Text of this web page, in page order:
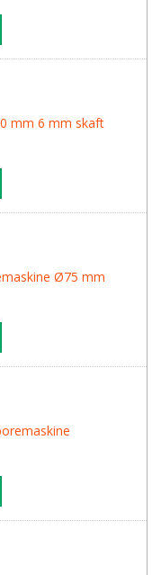
mm 6 mm skaft
Ø75 mm